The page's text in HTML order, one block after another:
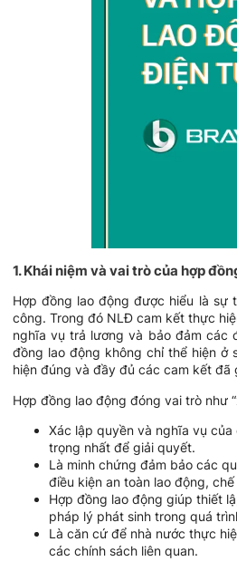
1. Khái niệm và vai trò của hợp
Hợp đồng lao động được hiểu là
công. Trong đó NLĐ cam kết thực
nghĩa vụ trả lương và bảo đảm các
đồng lao động không chỉ thể hiện
hiện đúng và đầy đủ các cam kết đã
Hợp đồng lao động đóng vai trò như
Xác lập quyền và nghĩa vụ
trọng nhất để giải quyết.
Là minh chứng đảm bảo các
điều kiện an toàn lao động,
Hợp đồng lao động giúp thiết
pháp lý phát sinh trong quá
Là căn cứ để nhà nước thực
các chính sách liên quan.